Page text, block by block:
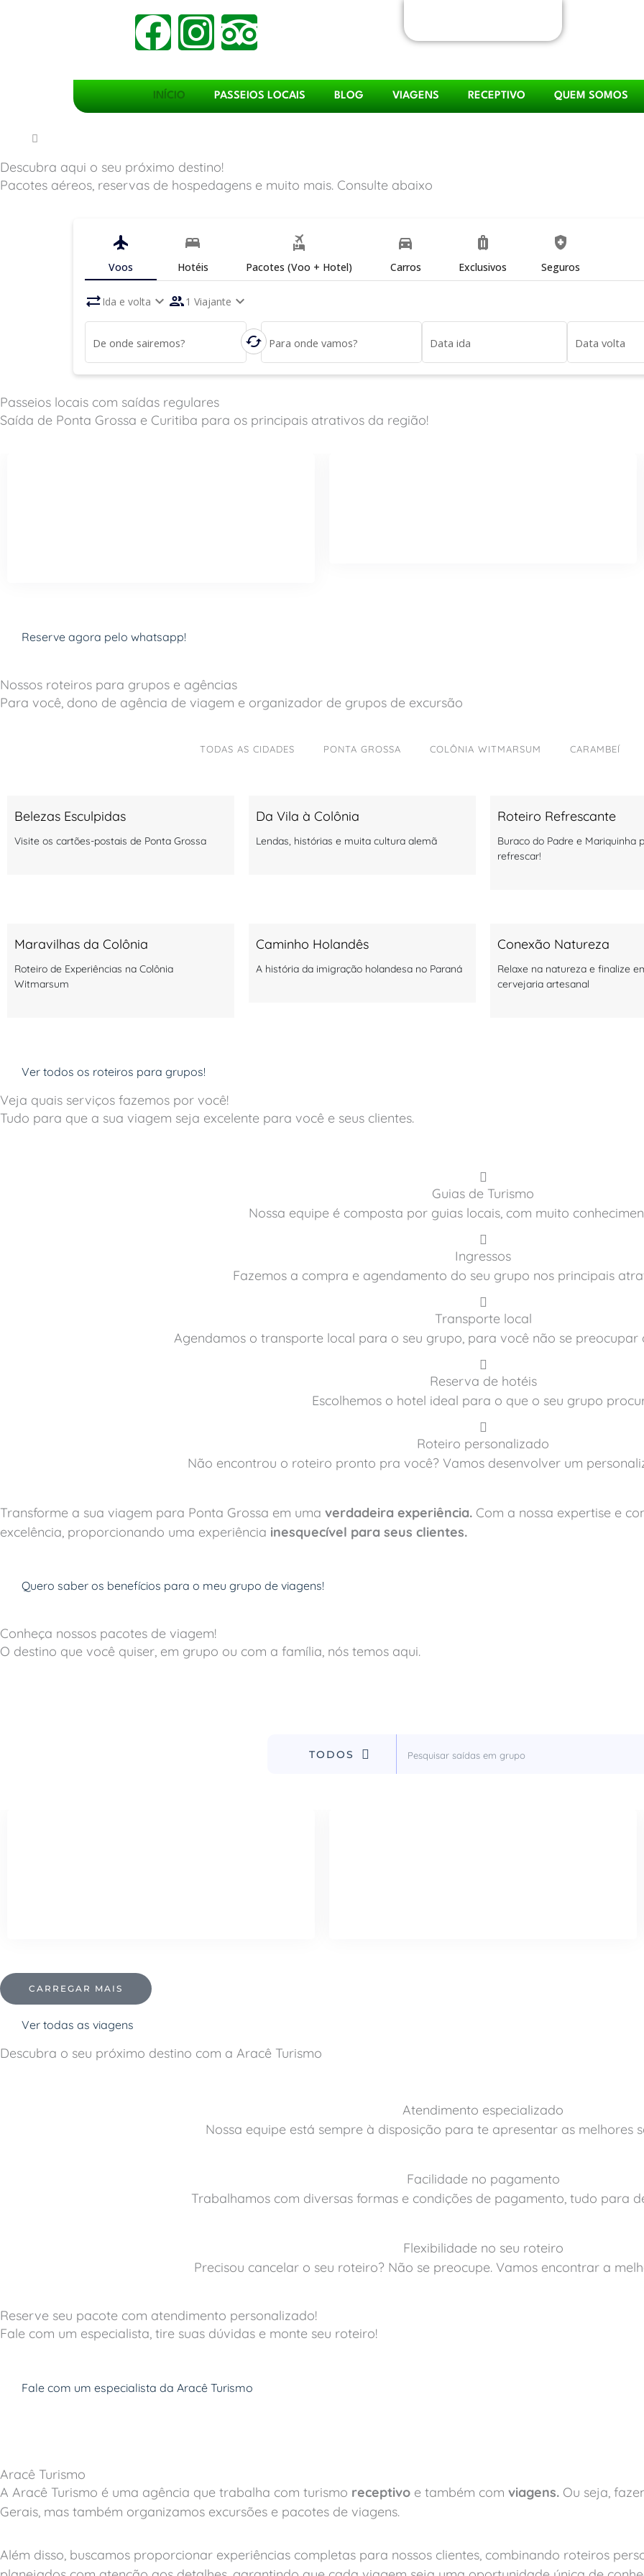
F
a
c
b
k
I
n
s
a
r
a
m
T
r
i
a
i
s
o
r
INÍCIO PASSEIOS LOCAIS BLOG VIAGENS RECEPTIVO QUEM SOMOS
Descubra aqui o seu próximo destino!
Pacotes aéreos, reservas de hospedagens e muito mais. Consulte abaixo
flight
Voos
bed
Hotéis
flights_and_hotels
Pacotes (Voo + Hotel)
directions_car
Carros
luggage
Exclusivos
health_and_safety
Seguros
sync_altIda e volta expand_more people1 Viajante expand_more
De onde sairemos? cached Para onde vamos? Data ida Data volta
Passeios locais com saídas regulares
Saída de Ponta Grossa e Curitiba para os principais atrativos da região!
Reserve agora pelo whatsapp!
Nossos roteiros para grupos e agências
Para você, dono de agência de viagem e organizador de grupos de excursão
TODAS AS CIDADES PONTA GROSSA COLÔNIA WITMARSUM CARAMBEÍ
Belezas Esculpidas
Visite os cartões-postais de Ponta Grossa
Da Vila à Colônia
Lendas, histórias e muita cultura alemã
Roteiro Refrescante
Buraco do Padre e Mariquinha
refrescar!
Maravilhas da Colônia
Roteiro de Experiências na Colônia
Witmarsum
Caminho Holandês
A história da imigração holandesa no Paraná
Conexão Natureza
Relaxe na natureza e finalize
cervejaria artesanal
Ver todos os roteiros para grupos!
Veja quais serviços fazemos por você!
Tudo para que a sua viagem seja excelente para você e seus clientes.
Guias de Turismo
Nossa equipe é composta por guias locais, com muito
Ingressos
Fazemos a compra e agendamento do seu grupo nos principais
Transporte local
Agendamos o transporte local para o seu grupo, para você não se preocupar
Reserva de hotéis
Escolhemos o hotel ideal para o que o seu grupo
Roteiro personalizado
Não encontrou o roteiro pronto pra você? Vamos desenvolver um
Transforme a sua viagem para Ponta Grossa em uma verdadeira experiência. Com a nossa expertise e
excelência, proporcionando uma experiência inesquecível para seus clientes.
Quero saber os benefícios para o meu grupo de viagens!
Conheça nossos pacotes de viagem!
O destino que você quiser, em grupo ou com a família, nós temos aqui.
TODOS
CARREGAR MAIS
Ver todas as viagens
Descubra o seu próximo destino com a Aracê Turismo
Atendimento especializado
Nossa equipe está sempre à disposição para te apresentar as melhores
Facilidade no pagamento
Trabalhamos com diversas formas e condições de pagamento, tudo para
Flexibilidade no seu roteiro
Precisou cancelar o seu roteiro? Não se preocupe. Vamos encontrar a
Reserve seu pacote com atendimento personalizado!
Fale com um especialista, tire suas dúvidas e monte seu roteiro!
Fale com um especialista da Aracê Turismo
Aracê Turismo
A Aracê Turismo é uma agência que trabalha com turismo receptivo e também com viagens. Ou seja,
Gerais, mas também organizamos excursões e pacotes de viagens.
Além disso, buscamos proporcionar experiências completas para nossos clientes, combinando roteiros